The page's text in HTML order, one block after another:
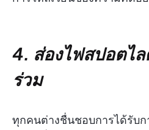
4. ส่องไฟสปอตไ
ร่วม
ทุกคนต่างชื่นชอบการได้รับ